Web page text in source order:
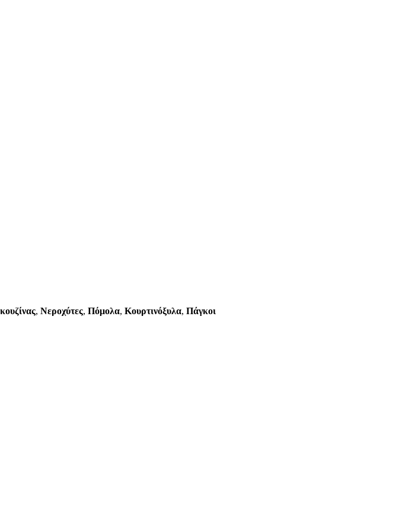
, Νεροχύτες, Πόμολα, Κουρτινόξυλα, Πάγκοι